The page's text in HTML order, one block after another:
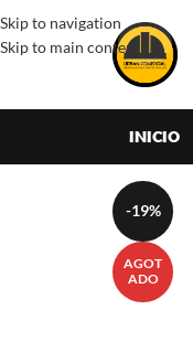
Skip to navigation
Skip to main content
INICIO
-19%
AGOT
ADO